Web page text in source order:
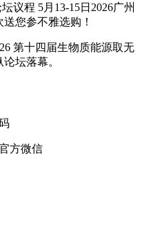
程 5月13-15日2026广州
您参不雅选购！
第十四届生物质能源取无
坛落幕。
方微信